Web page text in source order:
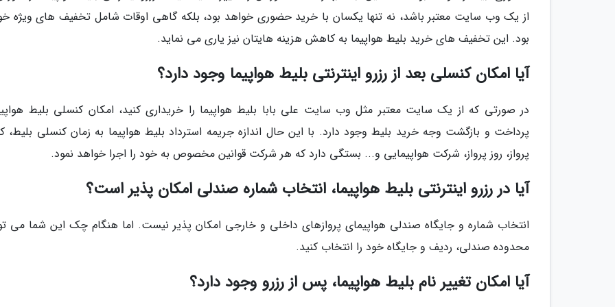
از یک وب سایت معتبر باشد، نه تنها یکسان با خرید حضوری خواهد بود، بلکه گاهی اوقات شامل تخفیف های ویژه
بود. این تخفیف های خرید بلیط هواپیما به کاهش هزینه هایتان نیز یاری می نماید.
آیا امکان کنسلی بعد از رزرو اینترنتی بلیط هواپیما وجود دارد؟
در صورتی که از یک سایت معتبر مثل وب سایت علی بابا بلیط هواپیما را خریداری کنید، امکان کنسلی بلیط
پرداخت و بازگشت وجه خرید بلیط وجود دارد. با این حال اندازه جریمه استرداد بلیط هواپیما به زمان کنسلی بلیط،
پرواز، روز پرواز، شرکت هواپیمایی و... بستگی دارد که هر شرکت قوانین مخصوص به خود را اجرا خواهد نمود.
آیا در رزرو اینترنتی بلیط هواپیما، انتخاب شماره صندلی امکان پذیر است؟
انتخاب شماره و جایگاه صندلی هواپیمای پروازهای داخلی و خارجی امکان پذیر نیست. اما هنگام چک این شما می
محدوده صندلی، ردیف و جایگاه خود را انتخاب کنید.
آیا امکان تغییر نام بلیط هواپیما، پس از رزرو وجود دارد؟